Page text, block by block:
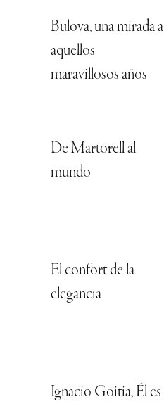
Bulova, una mirada a
aquellos
maravillosos años
De Martorell al
mundo
El confort de la
elegancia
Ignacio Goitia, Él es